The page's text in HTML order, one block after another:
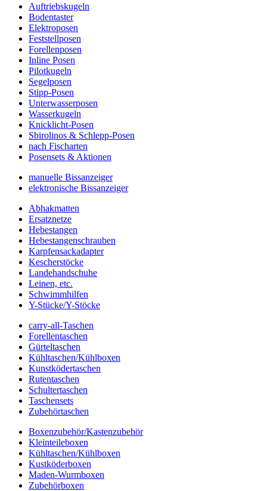
Auftriebskugeln
Bodentaster
Elektroposen
Feststellposen
Forellenposen
Inline Posen
Pilotkugeln
Segelposen
Stipp-Posen
Unterwasserposen
Wasserkugeln
Knicklicht-Posen
Sbirolinos & Schlepp-Posen
nach Fischarten
Posensets & Aktionen
manuelle Bissanzeiger
elektronische Bissanzeiger
Abhakmatten
Ersatznetze
Hebestangen
Hebestangenschrauben
Karpfensackadapter
Kescherstöcke
Landehandschuhe
Leinen, etc.
Schwimmhilfen
Y-Stücke/Y-Stöcke
carry-all-Taschen
Forellentaschen
Gürteltaschen
Kühltaschen/Kühlboxen
Kunstködertaschen
Rutentaschen
Schultertaschen
Taschensets
Zubehörtaschen
Boxenzubehör/Kastenzubehör
Kleinteileboxen
Kühltaschen/Kühlboxen
Kustköderboxen
Maden-Wurmboxen
Zubehörboxen